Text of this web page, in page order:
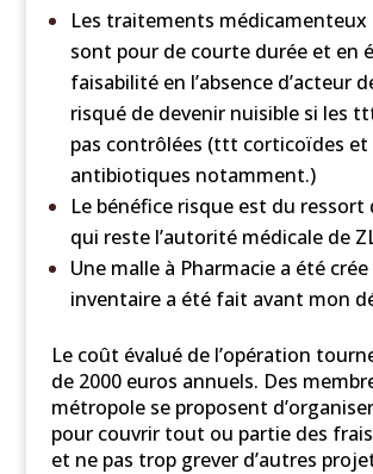
Les traitements médicamenteux
sont pour de courte durée et en
faisabilité en l’absence d’acteur
risqué de devenir nuisible si les
pas contrôlées (ttt corticoïdes et
antibiotiques notamment.)
Le bénéfice risque est du ressort
qui reste l’autorité médicale de
Une malle à Pharmacie a été
inventaire a été fait avant mon
Le coût évalué de l’opération
de 2000 euros annuels. Des
métropole se proposent
pour couvrir tout ou partie des
et ne pas trop grever d’autres